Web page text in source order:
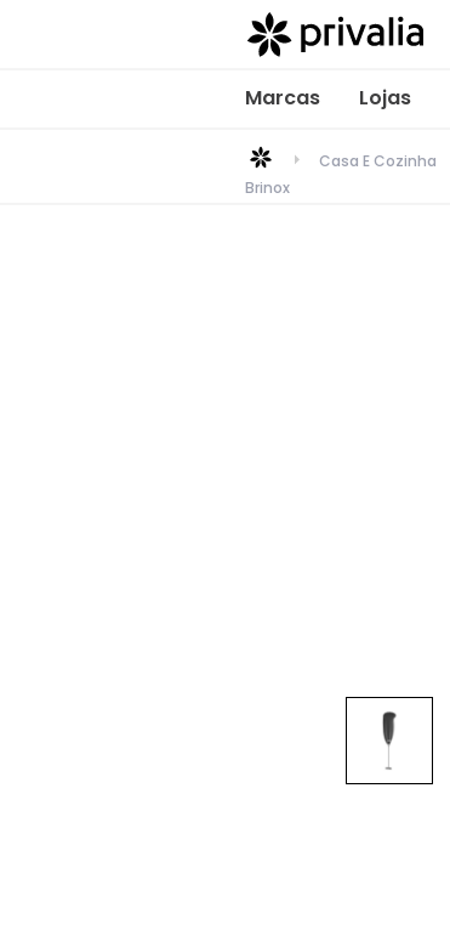
Marcas Lojas
Casa E Cozinha
Brinox